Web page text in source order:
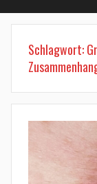
Schlagwort: